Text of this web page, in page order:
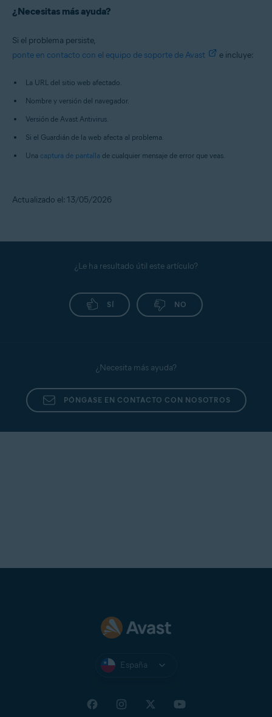
¿Necesitas más ayuda?
Si el problema persiste,
ponte en contacto con el equipo de soporte de Avast
e incluye:
La URL del sitio web afectado.
Nombre y versión del navegador.
Versión de Avast Antivirus.
Si el Guardián de la web afecta al problema.
Una captura de pantalla de cualquier mensaje de error que veas.
Actualizado el: 13/05/2026
¿Le ha resultado útil este artículo?
SÍ NO
¿Necesita más ayuda?
PÓNGASE EN CONTACTO CON NOSOTROS
España